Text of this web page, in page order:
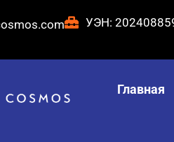
УЭН:
Главная